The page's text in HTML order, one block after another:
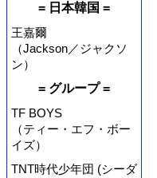
= 日本韓国 =
王嘉爾
（Jackson／ジャクソ
ン）
= グループ =
TF BOYS
（ティー・エフ・ボー
イズ）
TNT時代少年団 (シーダ